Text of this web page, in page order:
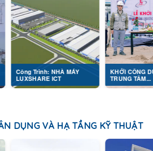
Trình: NHÀ MÁY
ICT
KHỞI CÔNG DỰ ÁN
TRUNG TÂM...
DỤNG VÀ HẠ TẦNG KỸ THUẬT